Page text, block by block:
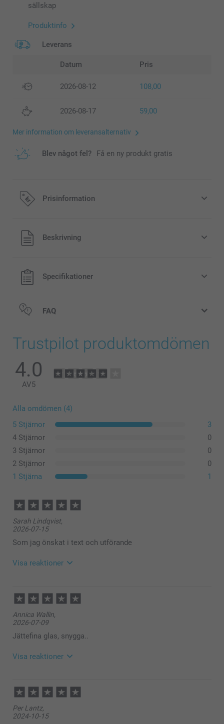
sällskap
Produktinfo
Leverans
Datum Pris
2026-08-12 108,00
2026-08-17 59,00
Mer information om leveransalternativ
Blev något fel? Få en ny produkt gratis
Prisinformation
Alla priser är i svenska kronor (SEK), inklusive moms och
exklusive porto.
Beskrivning
Specifikationer
FAQ
Trustpilot produktomdömen
4.0
AV5
Alla omdömen (4)
5 Stjärnor
3
4 Stjärnor
0
3 Stjärnor
0
2 Stjärnor
0
1 Stjärna
1
Sarah Lindqvist,
2026-07-15
Som jag önskat i text och utförande
Visa reaktioner
11:41
Hej Sarah,
Tack så mycket för att du gav oss ⭐️⭐️⭐️⭐️⭐️ och för
ditt fina omdöme. Det glädjer oss att du är nöjd med
dina vinglas!
Hoppas du får en toppendag!
Helene @smartphoto
Annica Wallin,
2026-07-09
Jättefina glas, snygga..
Visa reaktioner
13:45
Hej Annica,
Tack så mycket för att du gav oss ⭐️⭐️⭐️⭐️⭐️ och för
Per Lantz,
2024-10-15